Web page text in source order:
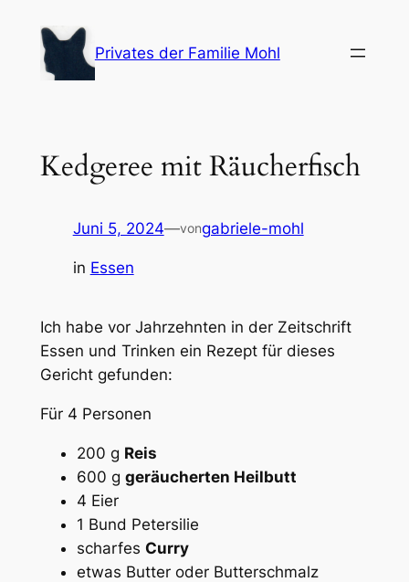
Inhalt
springen
Privates der Familie Mohl
Kedgeree mit Räucherfisch
Juni 5, 2024—vongabriele-mohl
in Essen
Ich habe vor Jahrzehnten in der Zeitschrift
Essen und Trinken ein Rezept für dieses
Gericht gefunden:
Für 4 Personen
200 g Reis
600 g geräucherten Heilbutt
4 Eier
1 Bund Petersilie
scharfes Curry
etwas Butter oder Butterschmalz